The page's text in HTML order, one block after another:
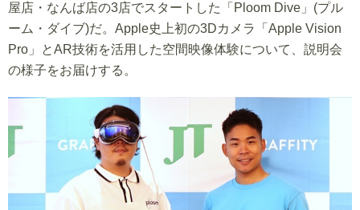
屋店・なんば店の3店でスタートした「Ploom Dive」(プル
ーム・ダイブ)だ。Apple史上初の3Dカメラ「Apple Vision
Pro」とAR技術を活用した空間映像体験について、説明会
の様子をお届けする。